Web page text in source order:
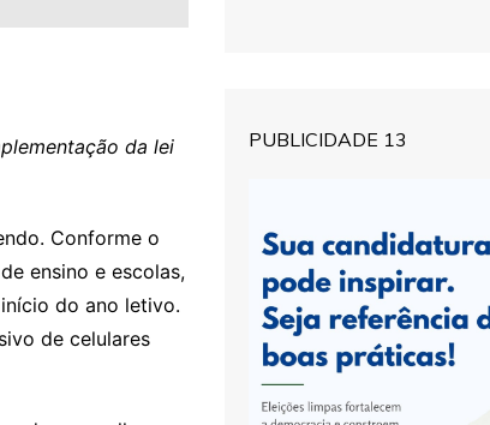
da lei
Conforme o
ensino e escolas,
do ano letivo.
de celulares
PUBLICIDADE 13